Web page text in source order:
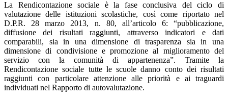
La Rendicontazione sociale è la fase conclusiva del ciclo di
valutazione delle istituzioni scolastiche, così come riportato nel
D.P.R. 28 marzo 2013, n. 80, all’articolo 6: “pubblicazione,
diffusione dei risultati raggiunti, attraverso indicatori e dati
comparabili, sia in una dimensione di trasparenza sia in una
dimensione di condivisione e promozione al miglioramento del
servizio con la comunità di appartenenza”. Tramite la
Rendicontazione sociale tutte le scuole danno conto dei risultati
raggiunti con particolare attenzione alle priorità e ai traguardi
individuati nel Rapporto di autovalutazione.